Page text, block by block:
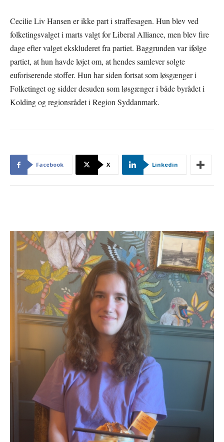
Cecilie Liv Hansen er ikke part i straffesagen. Hun blev ved
folketingsvalget i marts valgt for Liberal Alliance, men blev fire
dage efter valget ekskluderet fra partiet. Baggrunden var ifølge
partiet, at hun havde løjet om, at hendes samlever solgte
euforiserende stoffer. Hun har siden fortsat som løsgænger i
Folketinget og sidder desuden som løsgænger i både byrådet i
Kolding og regionsrådet i Region Syddanmark.
Facebook X Linkedin